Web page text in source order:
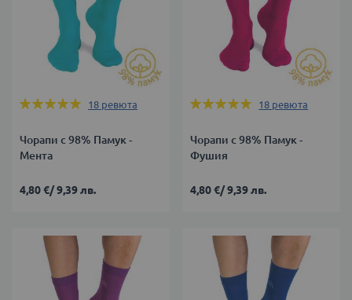
Оценка:
18 ревюта
Чорапи с 98% Памук -
Мента
4,80 €/9,39 лв.
Оценка:
18 ревюта
Чорапи с 98% Памук -
Фушия
4,80 €/9,39 лв.